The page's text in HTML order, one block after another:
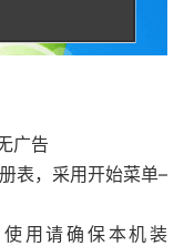
广告
表，采用开始菜单–
用请确保本机装